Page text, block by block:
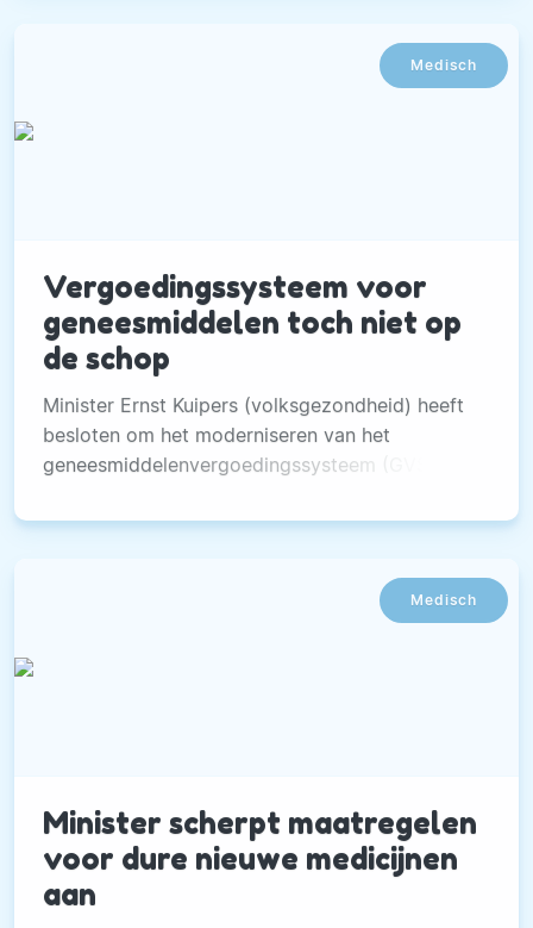
Medisch
Vergoedingssysteem voor
geneesmiddelen toch niet op
de schop
Minister Ernst Kuipers (volksgezondheid) heeft
besloten om het moderniseren van het
geneesmiddelenvergoedingssysteem (GVS)
Medisch
Minister scherpt maatregelen
voor dure nieuwe medicijnen
aan